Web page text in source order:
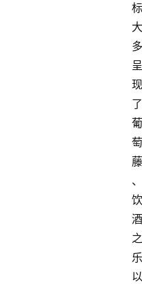
标
大
多
呈
现
了
葡
萄
藤
、
饮
酒
之
乐
以